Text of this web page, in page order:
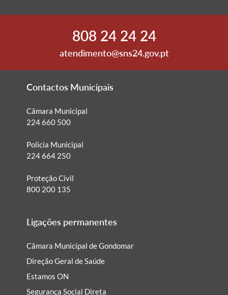
808 24 24 24
atendimento@sns24.gov.pt
Contactos Municipais
Câmara Municipal
224 660 500
Policia Municipal
224 664 250
Proteção Civil
800 200 135
Ligações permanentes
Câmara Municipal de Gondomar
Direção Geral de Saúde
Estamos ON
Segurança Social Direta